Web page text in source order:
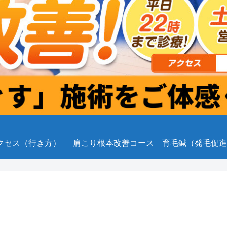
セス（行き方） 肩こり根本改善コース 育毛鍼（発毛促